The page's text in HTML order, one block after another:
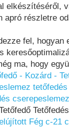
elkészítéséről,
apró részletre
fel, hogyan
ma, hogy
- Kozárd -
tetőfedés
Fég c-21